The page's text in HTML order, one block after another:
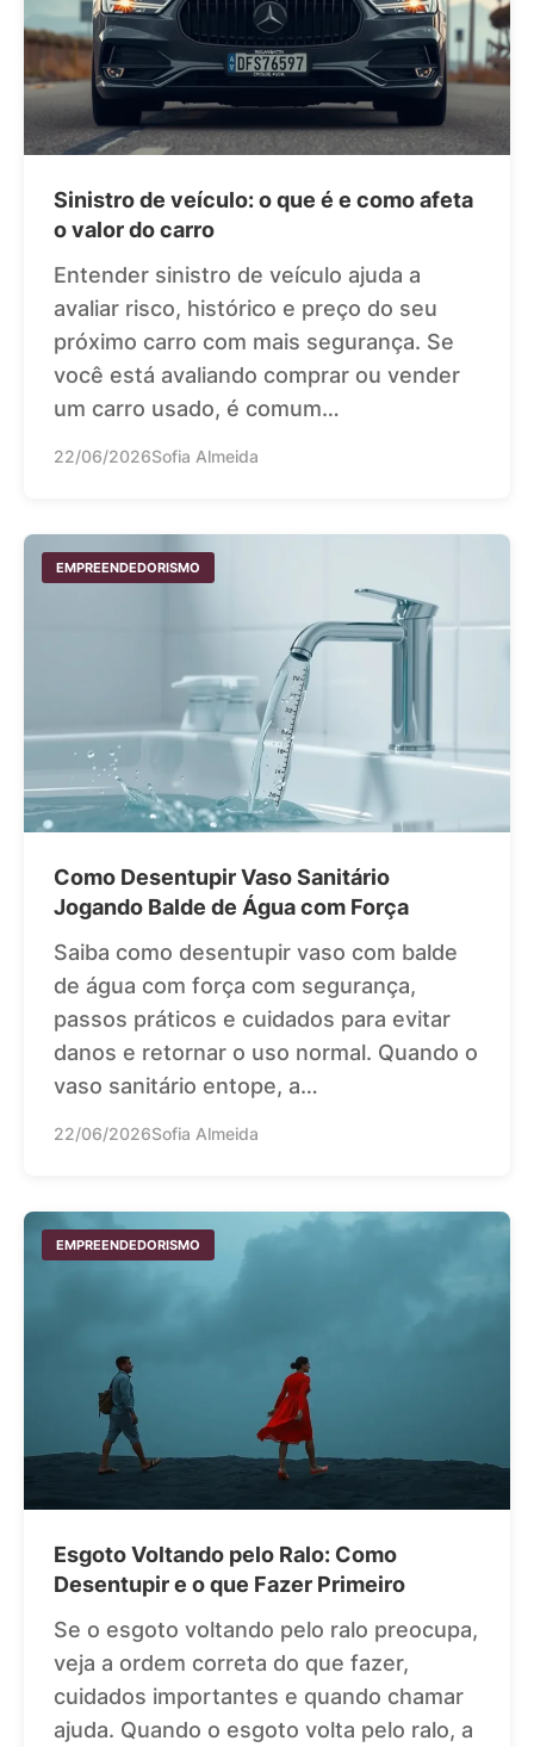
Sinistro de veículo: o que é e como afeta
o valor do carro
Entender sinistro de veículo ajuda a
avaliar risco, histórico e preço do seu
próximo carro com mais segurança. Se
você está avaliando comprar ou vender
um carro usado, é comum…
22/06/2026Sofia Almeida
EMPREENDEDORISMO
Como Desentupir Vaso Sanitário
Jogando Balde de Água com Força
Saiba como desentupir vaso com balde
de água com força com segurança,
passos práticos e cuidados para evitar
danos e retornar o uso normal. Quando o
vaso sanitário entope, a…
22/06/2026Sofia Almeida
EMPREENDEDORISMO
Esgoto Voltando pelo Ralo: Como
Desentupir e o que Fazer Primeiro
Se o esgoto voltando pelo ralo preocupa,
veja a ordem correta do que fazer,
cuidados importantes e quando chamar
ajuda. Quando o esgoto volta pelo ralo, a